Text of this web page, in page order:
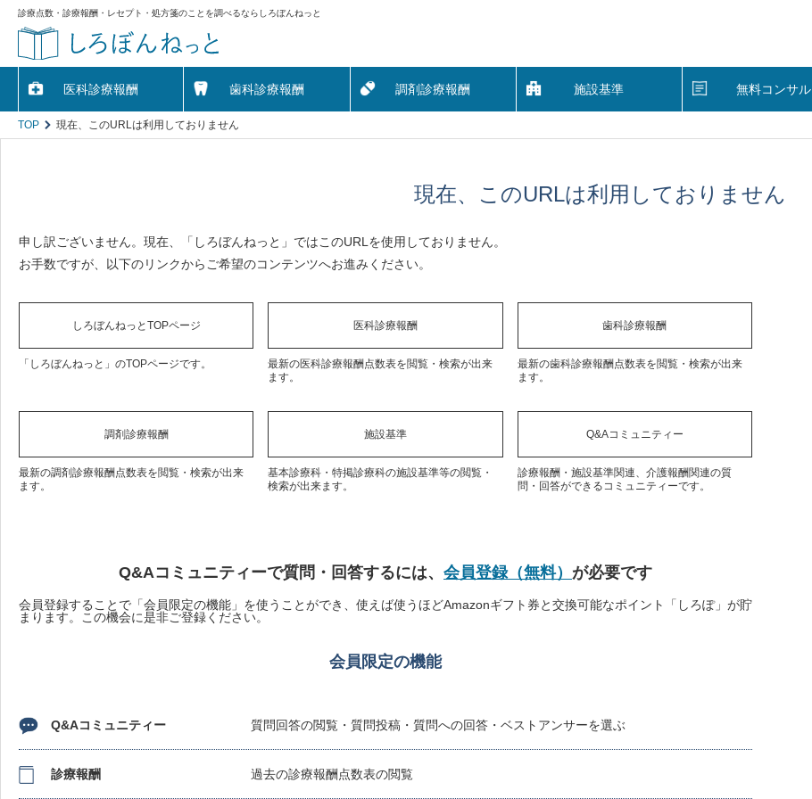
診療点数・診療報酬・レセプト・処方箋のことを調べるならしろぼんねっと
医科診療報酬 歯科診療報酬 調剤診療報酬 施設基準 無料コンサル
TOP 現在、このURLは利用しておりません
現在、このURLは利用しておりません
申し訳ございません。現在、「しろぼんねっと」ではこのURLを使用しておりません。
お手数ですが、以下のリンクからご希望のコンテンツへお進みください。
しろぼんねっとTOPページ
「しろぼんねっと」のTOPページです。
医科診療報酬
最新の医科診療報酬点数表を閲覧・検索が出来
ます。
歯科診療報酬
最新の歯科診療報酬点数表を閲覧・検索が出来
ます。
調剤診療報酬
最新の調剤診療報酬点数表を閲覧・検索が出来
ます。
施設基準
基本診療科・特掲診療科の施設基準等の閲覧・
検索が出来ます。
Q&Aコミュニティー
診療報酬・施設基準関連、介護報酬関連の質
問・回答ができるコミュニティーです。
Q&Aコミュニティーで質問・回答するには、 会員登録（無料） が必要です
会員登録することで「会員限定の機能」を使うことができ、使えば使うほどAmazonギフト券と交換可能なポイント「しろぽ」が貯
まります。この機会に是非ご登録ください。
会員限定の機能
Q&Aコミュニティー 質問回答の閲覧・質問投稿・質問への回答・ベストアンサーを選ぶ
診療報酬 過去の診療報酬点数表の閲覧